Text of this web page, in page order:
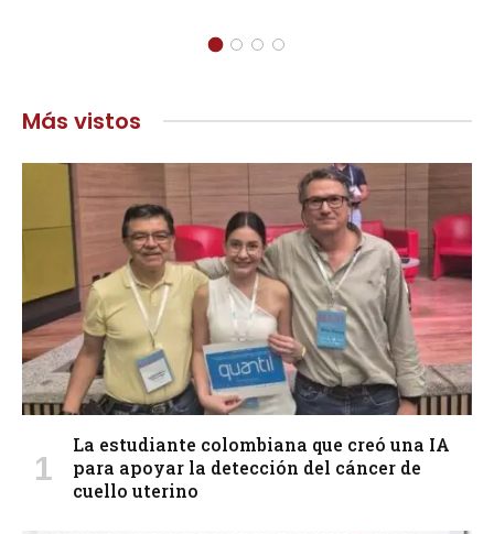
Más vistos
La estudiante colombiana que creó una IA
para apoyar la detección del cáncer de
cuello uterino